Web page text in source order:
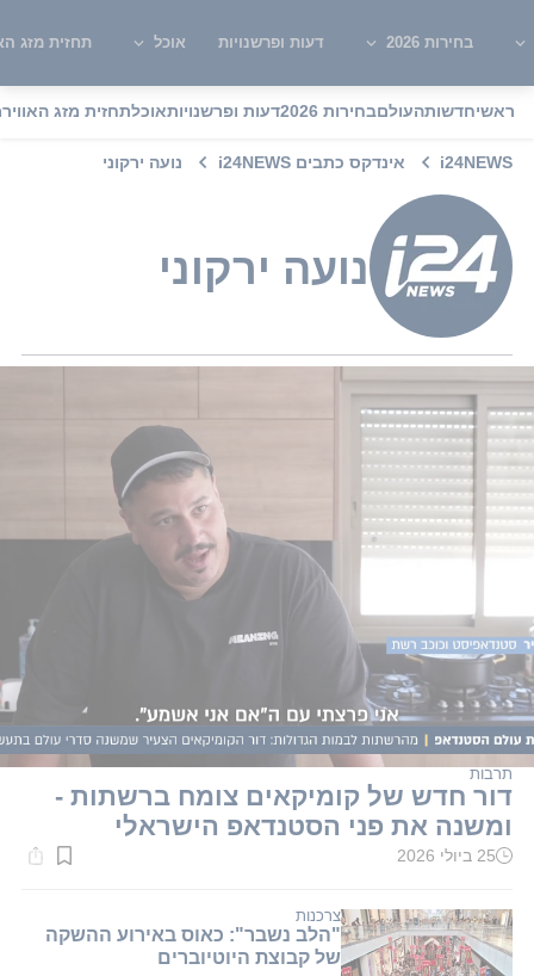
בחירות 2026 דעות ופרשנויות אוכל תחזית מזג
ראשיחדשותהעולםבחירות 2026 דעות ופרשנויותאוכלתחזית מזג האוויר
i24NEWS אינדקס כתבים i24NEWS נועה ירקוני
נועה ירקוני
תרבות
דור חדש של קומיקאים צומח ברשתות -
ומשנה את פני הסטנדאפ הישראלי
זמן
דקות.
25 ביולי 2026
צרכנות
"הלב נשבר": כאוס באירוע ההשקה
של קבוצת היוטיוברים